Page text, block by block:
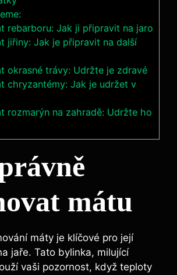
rebarboru: Jak ji připravit na jaro
jiřiny: Jak je připravit na další
okrasné trávy: Udržte je zdravé
chryzantémy: Jak je udržet v
rozmarýn na zahradě: Udržte ho
mátu
máty je klíčové pro její
jaře. Tato bylinka, milující
vaši pozornost, když teploty